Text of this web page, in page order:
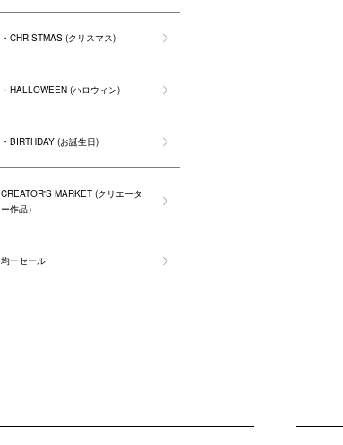
・CHRISTMAS (クリスマス)
・HALLOWEEN (ハロウィン)
・BIRTHDAY (お誕生日)
CREATOR'S MARKET (クリエータ
ー作品）
均一セール